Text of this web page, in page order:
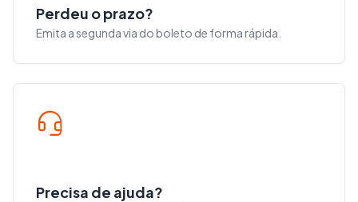
Perdeu o prazo?
Emita a segunda via do boleto de forma rápida.
Precisa de ajuda?